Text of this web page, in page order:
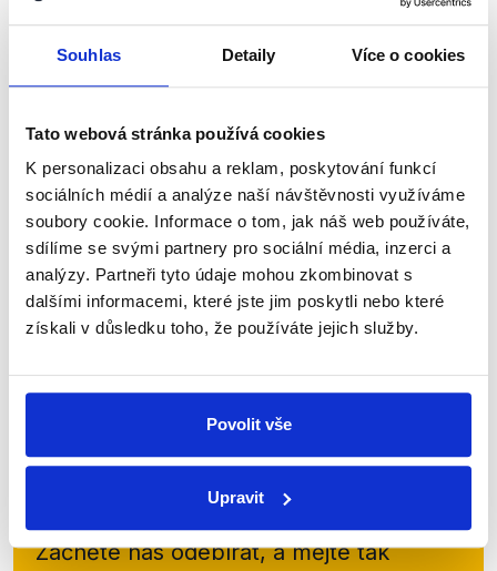
Souhlas Detaily Více o cookies
Tato webová stránka používá cookies
K personalizaci obsahu a reklam, poskytování funkcí
sociálních médií a analýze naší návštěvnosti využíváme
soubory cookie. Informace o tom, jak náš web používáte,
sdílíme se svými partnery pro sociální média, inzerci a
analýzy. Partneři tyto údaje mohou zkombinovat s
dalšími informacemi, které jste jim poskytli nebo které
získali v důsledku toho, že používáte jejich služby.
Povolit vše
Upravit
Ministr Plaga a místopředseda
Senátu Růžička ke školství i
Koněvovi
21. září 2019
Ministr školství za hnutí ANO Robert Plaga se v
pořadu TV Prima Partie střetl se senátorem Jiřím
Růžičkou, nestraníkem zvoleným za TOP a STAN.
Přihlaste se k odběru našeho
newsletteru nebowhatsappového
kanálu, kde pravidelně přinášíme
Začněte nás odebírat, a mějte tak